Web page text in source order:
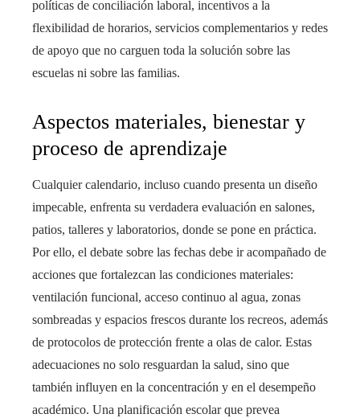
políticas de conciliación laboral, incentivos a la
flexibilidad de horarios, servicios complementarios y redes
de apoyo que no carguen toda la solución sobre las
escuelas ni sobre las familias.
Aspectos materiales, bienestar y
proceso de aprendizaje
Cualquier calendario, incluso cuando presenta un diseño
impecable, enfrenta su verdadera evaluación en salones,
patios, talleres y laboratorios, donde se pone en práctica.
Por ello, el debate sobre las fechas debe ir acompañado de
acciones que fortalezcan las condiciones materiales:
ventilación funcional, acceso continuo al agua, zonas
sombreadas y espacios frescos durante los recreos, además
de protocolos de protección frente a olas de calor. Estas
adecuaciones no solo resguardan la salud, sino que
también influyen en la concentración y en el desempeño
académico. Una planificación escolar que prevea